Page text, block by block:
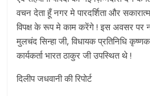
वचन देता हूँ नगर मे पारदर्शिता और
विपक्ष के रूप मे काम करेंगे ! इस अवसर पर
मुलचंद सिन्हा जी, विधायक प्रतिनिधि
कार्यकर्ता भारत ठाकुर जी उपस्थित थे !
दिलीप जधवानी की रिपोर्ट